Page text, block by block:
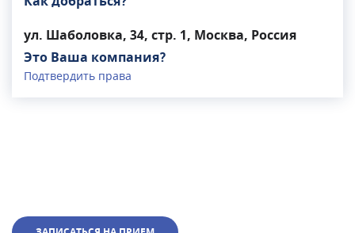
ул. Шаболовка, 34, стр. 1, Москва, Россия
Это Ваша компания?
Подтвердить права